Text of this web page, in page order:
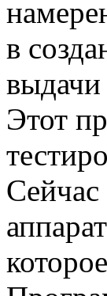
в
Этот
Сейчас